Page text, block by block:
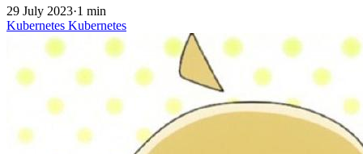
29 July 2023·1 min
Kubernetes Kubernetes